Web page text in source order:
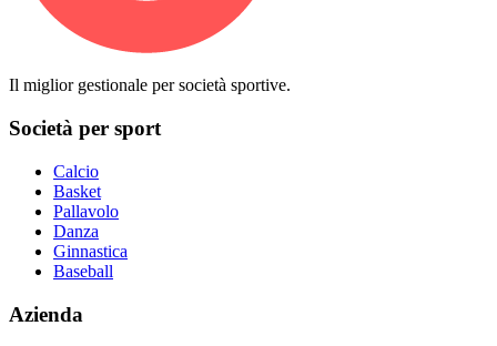
Il miglior gestionale per società sportive.
Società per sport
Calcio
Basket
Pallavolo
Danza
Ginnastica
Baseball
Azienda